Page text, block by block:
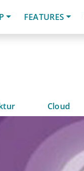
FEATURES
Cloud